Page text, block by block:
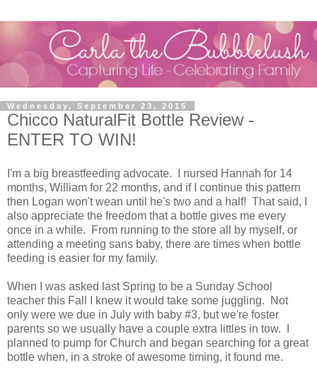
Wednesday, September 23, 2015
Chicco NaturalFit Bottle Review -
ENTER TO WIN!
I'm a big breastfeeding advocate. I nursed Hannah for 14
months, William for 22 months, and if I continue this pattern
then Logan won't wean until he's two and a half! That said, I
also appreciate the freedom that a bottle gives me every
once in a while. From running to the store all by myself, or
attending a meeting sans baby, there are times when bottle
feeding is easier for my family.
When I was asked last Spring to be a Sunday School
teacher this Fall I knew it would take some juggling. Not
only were we due in July with baby #3, but we're foster
parents so we usually have a couple extra littles in tow. I
planned to pump for Church and began searching for a great
bottle when, in a stroke of awesome timing, it found me.